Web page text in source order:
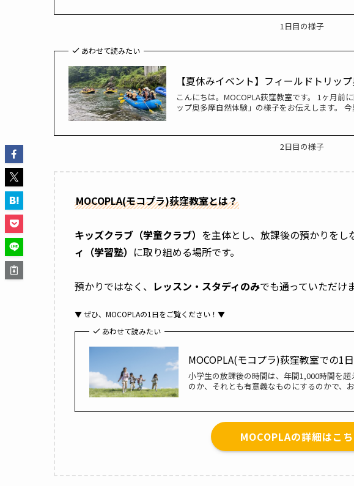
1日目の様子
あわせて読みたい
【夏休みイベント】フィールドトリッ
こんにちは。MOCOPLA荻窪教室です。 1ヶ月前
ップ奥多摩自然体験」の様子をお伝えします。
2日目の様子
MOCOPLA(モコプラ)荻窪教室とは？
キッズクラブ（学童クラブ） を主体とし、放課後の預かりをし
ィ（学習塾） に取り組める場所です。
預かりではなく、 レッスン・スタディのみでも通っていただけま
▼ ぜひ、MOCOPLAの1日をご覧ください！▼
あわせて読みたい
MOCOPLA(モコプラ)荻窪教室での1
小学生の放課後の時間は、年間1,000時間を
のか、それとも有意義なものにするのかで
MOCOPLAの詳細はこ